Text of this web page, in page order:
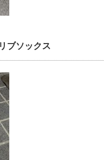
ブソックス